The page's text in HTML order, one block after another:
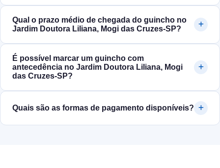
Qual o prazo médio de chegada do guincho no
Jardim Doutora Liliana, Mogi das Cruzes‑SP?
É possível marcar um guincho com
antecedência no Jardim Doutora Liliana, Mogi
das Cruzes‑SP?
Quais são as formas de pagamento disponíveis?